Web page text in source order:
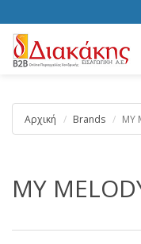
Αρχική Brands MY
MY